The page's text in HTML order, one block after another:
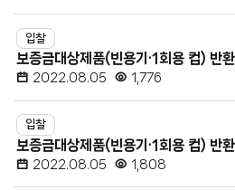
입찰
보증금대상제품(빈용기·1회용 컵) 반
2022.08.05 1,776
입찰
보증금대상제품(빈용기·1회용 컵) 반
2022.08.05 1,808